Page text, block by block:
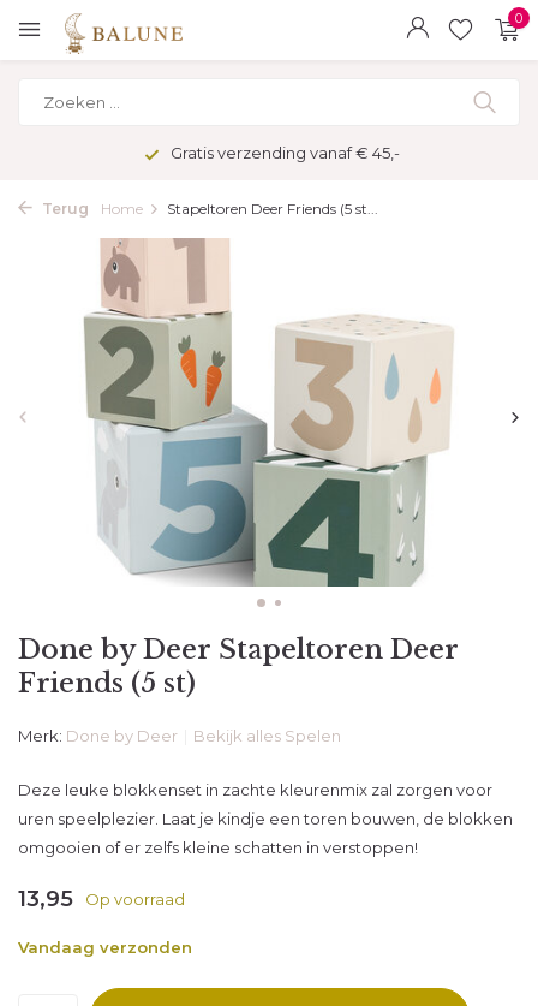
0
Gratis verzending vanaf € 45,-
Terug Home Stapeltoren Deer Friends (5 st...
Done by Deer Stapeltoren Deer
Friends (5 st)
Merk: Done by Deer Bekijk alles Spelen
Deze leuke blokkenset in zachte kleurenmix zal zorgen voor
uren speelplezier. Laat je kindje een toren bouwen, de blokken
omgooien of er zelfs kleine schatten in verstoppen!
13,95 Op voorraad
Vandaag verzonden